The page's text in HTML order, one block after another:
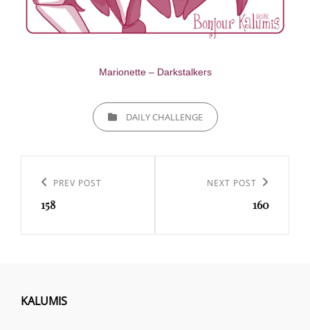
Marionette – Darkstalkers
CATEGORIESDAILY CHALLENGE
l’article
Previous
Post
PREV POST
158
NEXT POST
160
KALUMIS